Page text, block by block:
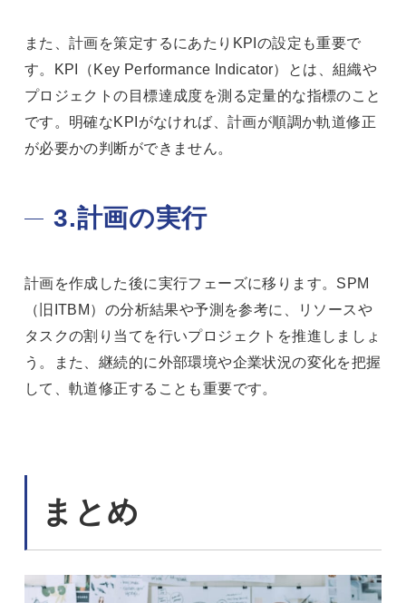
また、計画を策定するにあたりKPIの設定も重要で
す。KPI（Key Performance Indicator）とは、組織や
プロジェクトの目標達成度を測る定量的な指標のこと
です。明確なKPIがなければ、計画が順調か軌道修正
が必要かの判断ができません。
3.計画の実行
計画を作成した後に実行フェーズに移ります。SPM
（旧ITBM）の分析結果や予測を参考に、リソースや
タスクの割り当てを行いプロジェクトを推進しましょ
う。また、継続的に外部環境や企業状況の変化を把握
して、軌道修正することも重要です。
まとめ